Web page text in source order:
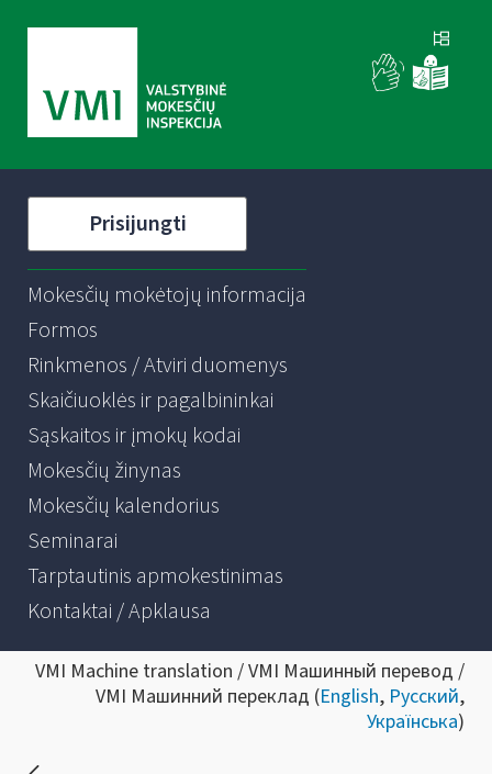
Prisijungti
Mokesčių mokėtojų informacija
Formos
Rinkmenos / Atviri duomenys
Skaičiuoklės ir pagalbininkai
Sąskaitos ir įmokų kodai
Mokesčių žinynas
Mokesčių kalendorius
Seminarai
Tarptautinis apmokestinimas
Kontaktai / Apklausa
VMI Machine translation / VMI Машинный перевод /
VMI Машинний переклад (English, Русский,
Українська)